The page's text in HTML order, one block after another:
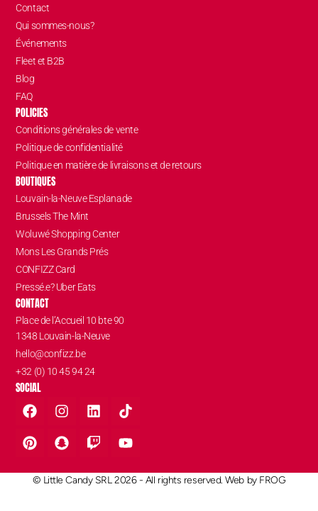
Contact
Qui sommes-nous?
Événements
Fleet et B2B
Blog
FAQ
POLICIES
Conditions générales de vente
Politique de confidentialité
Politique en matière de livraisons et de retours
BOUTIQUES
Louvain-la-Neuve Esplanade
Brussels The Mint
Woluwé Shopping Center
Mons Les Grands Prés
CONFIZZ Card
Pressé.e? Uber Eats
CONTACT
Place de l’Accueil 10 bte 90
1348 Louvain-la-Neuve
hello@confizz.be
+32 (0) 10 45 94 24
SOCIAL
© Little Candy SRL 2026 - All rights reserved. Web by FROG